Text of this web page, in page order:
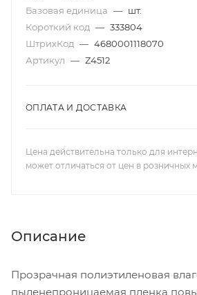
Базовая единица — шт.
Короткий код — 333804
ШтрихКод — 4680001118070
Артикул — Z4512
ОПЛАТА И ДОСТАВКА
Цена действительна только для
может отличаться от цен в розничных
Описание
Прозрачная полиэтиленовая
пыленепроницаемая пленка